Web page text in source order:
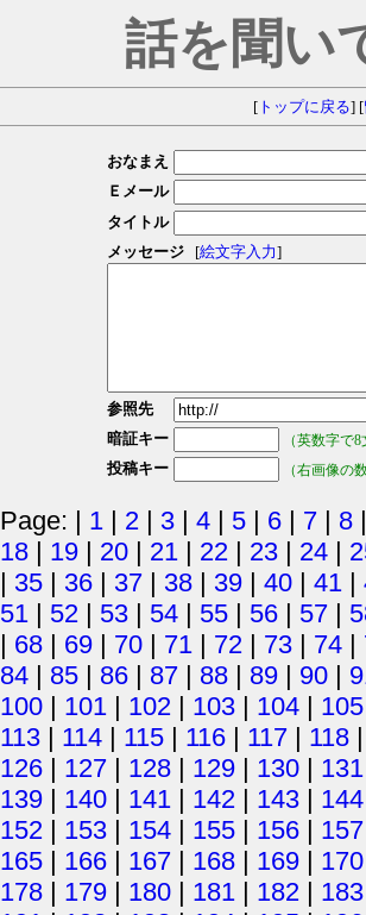
話を聞い
[トップに戻る] [
おなまえ
Ｅメール
タイトル
メッセージ
[絵文字入力]
参照先
暗証キー
（英数字で
投稿キー （右画像の
Page: | 1 | 2 | 3 | 4 | 5 | 6 | 7 | 8
18 | 19 | 20 | 21 | 22 | 23 | 24 |
| 35 | 36 | 37 | 38 | 39 | 40 | 41 |
51 | 52 | 53 | 54 | 55 | 56 | 57 |
| 68 | 69 | 70 | 71 | 72 | 73 | 74 |
84 | 85 | 86 | 87 | 88 | 89 | 90 |
100 | 101 | 102 | 103 | 104 | 105
113 | 114 | 115 | 116 | 117 | 118
126 | 127 | 128 | 129 | 130 | 131
139 | 140 | 141 | 142 | 143 | 144
152 | 153 | 154 | 155 | 156 | 157
165 | 166 | 167 | 168 | 169 | 170
178 | 179 | 180 | 181 | 182 | 183